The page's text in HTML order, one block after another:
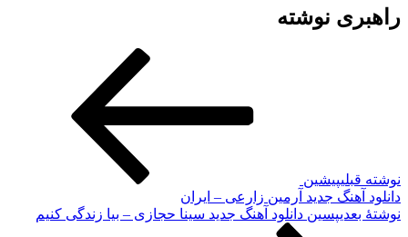
راهبری نوشته
نوشته قبلیپیشین
دانلود آهنگ جدید آرمین زارعی – ایران
نوشته‌ٔ بعدیپسین دانلود آهنگ جدید سینا حجازی – بیا زندگی کنیم